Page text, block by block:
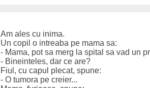
Am ales cu inima.
Un copil o intreaba pe mama sa:
- Mama, pot sa merg la spital sa vad un
- Bineinteles, dar ce are?
Fiul, cu capul plecat, spune:
- O tumora pe creier...